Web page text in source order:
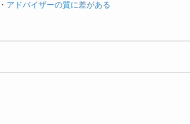
・ アドバイザーの質に差がある